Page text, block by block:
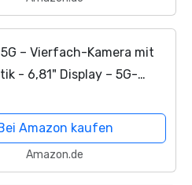
– Vierfach-Kamera mit
- 6,81" Display – 5G-
Snapdragon – Dual-SIM -
- Deutsche...
Amazon kaufen
Amazon.de